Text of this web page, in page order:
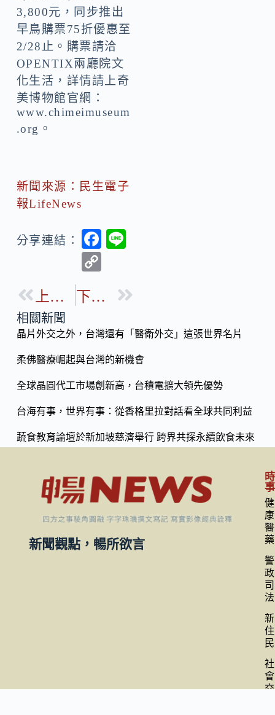
3,800元，同步推出
早鳥購票75折優惠至
2/28止。購票請洽
OPENTIX兩廳院文
化生活，詳情請上奇
美博物館官網：
www.chimeimuseum
.org。
新聞來源：民生電子
報LifeNews
分享連結：
F
b
o
k
p
Li
n
k
上一篇 下一篇
相關新聞
晶片外交之外，台灣還有「醫衛外交」這張世界名片
柔佛醫療崛起與台灣的新機會
全球晶圓代工市場創新高，台積電擴大領先優勢
台海有事，世界有事：從香格里拉對話看全球共同利益
蔬食教育論壇於新加坡慈濟舉行 跨界共探永續飲食未來
新聞觀點，暢所欲言
時
事
健
康
醫
藥
警
政
司
法
新
住
民
社
會
交